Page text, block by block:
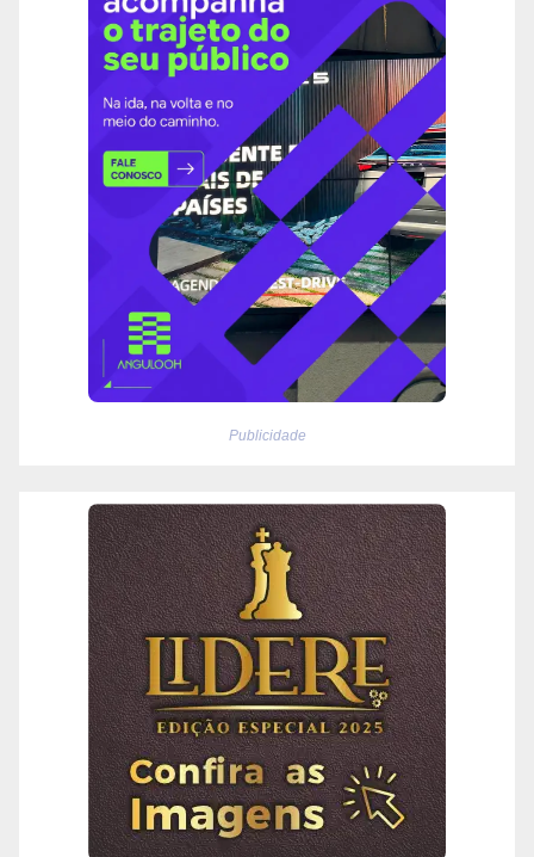
Publicidade